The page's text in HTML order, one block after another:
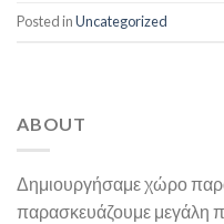
Posted inUncategorized
ABOUT
Δημιουργήσαμε χώρο
παρασκευάζουμε μεγάλη